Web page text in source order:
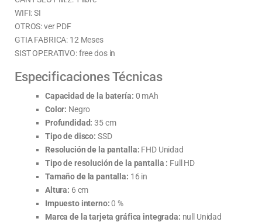
WIFI: SI
OTROS: ver PDF
GTIA FABRICA: 12 Meses
SIST OPERATIVO: free dos in
Especificaciones Técnicas
Capacidad de la batería: 0 mAh
Color: Negro
Profundidad: 35 cm
Tipo de disco: SSD
Resolución de la pantalla: FHD Unidad
Tipo de resolución de la pantalla : Full HD
Tamaño de la pantalla: 16 in
Altura: 6 cm
Impuesto interno:0 %
Marca de la tarjeta gráfica integrada: null Unidad